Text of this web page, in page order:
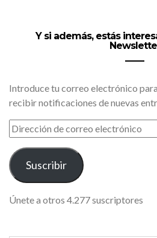
Y si además, estás
Introduce tu correo electrónico
recibir notificaciones de nuevas
DIRECCIÓN
DE
CORREO
ELECTRÓNICO
Suscribir
Únete a otros 4.277 suscriptores